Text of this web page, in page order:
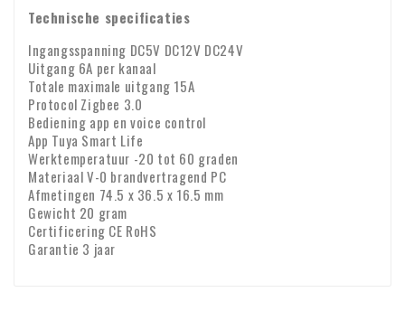
Technische specificaties
Ingangsspanning DC5V DC12V DC24V
Uitgang 6A per kanaal
Totale maximale uitgang 15A
Protocol Zigbee 3.0
Bediening app en voice control
App Tuya Smart Life
Werktemperatuur -20 tot 60 graden
Materiaal V-0 brandvertragend PC
Afmetingen 74.5 x 36.5 x 16.5 mm
Gewicht 20 gram
Certificering CE RoHS
Garantie 3 jaar